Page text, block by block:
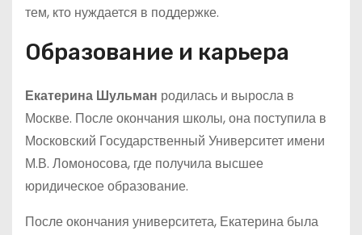
тем, кто нуждается в поддержке.
Образование и карьера
Екатерина Шульман родилась и выросла в
Москве. После окончания школы, она поступила в
Московский Государственный Университет имени
М.В. Ломоносова, где получила высшее
юридическое образование.
После окончания университета, Екатерина была